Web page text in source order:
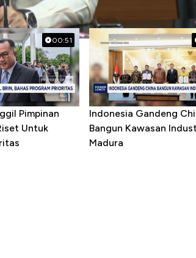
00:51
Pimpinan
Untuk
Indonesia Gandeng
Bangun Kawasan
Madura